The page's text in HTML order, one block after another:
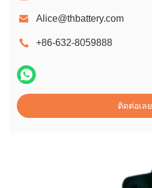
Alice@thbattery.com
+86-632-8059888
ติดต่อเลย